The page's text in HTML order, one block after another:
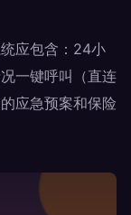
应包含：24小
一键呼叫（直连
应急预案和保险